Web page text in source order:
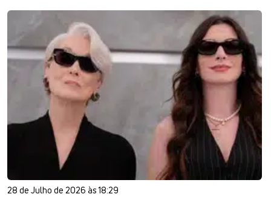
28 de Julho de 2026 às 18:29